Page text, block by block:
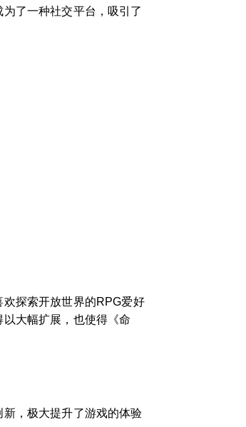
了一种社交平台，吸引了
探索开放世界的RPG爱好
大幅扩展，也使得《命
，极大提升了游戏的体验